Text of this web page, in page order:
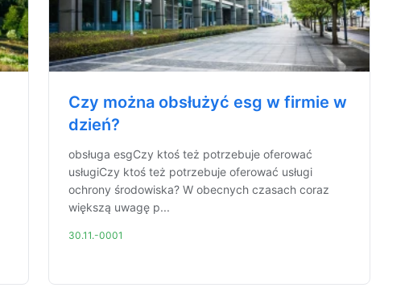
Czy można obsłużyć esg w firmie w
dzień?
obsługa esgCzy ktoś też potrzebuje oferować
usługiCzy ktoś też potrzebuje oferować usługi
ochrony środowiska? W obecnych czasach coraz
większą uwagę p...
30.11.-0001